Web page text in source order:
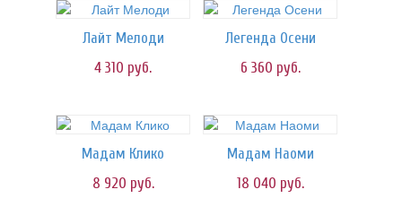
Лайт Мелоди
4 310 руб.
Легенда Осени
6 360 руб.
Мадам Клико
8 920 руб.
Мадам Наоми
18 040 руб.